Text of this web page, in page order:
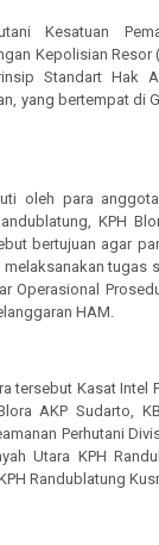
Kesatuan
Kepolisian
Standart Hak
yang bertempat di
oleh para
KPH
bertujuan agar
melaksanakan tugas
Operasional
HAM.
tersebut Kasat Intel
AKP Sudarto,
Perhutani
Utara KPH
Randublatung